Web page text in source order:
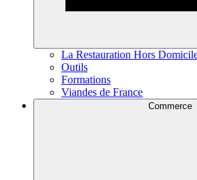
La Restauration Hors
Outils
Formations
Viandes de France
Commerce